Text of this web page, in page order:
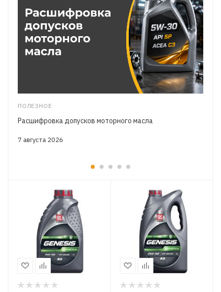
ПОЛЕЗНОЕ
7 августа 2026
Расшифровка допусков моторного масла